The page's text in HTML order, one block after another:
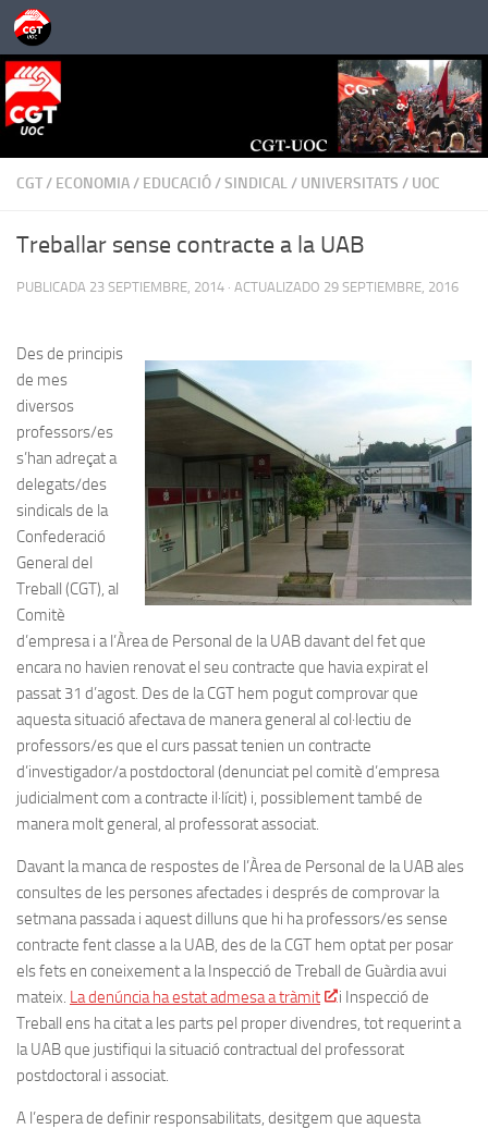
Saltar al contenido
CGT/ ECONOMIA/ EDUCACIÓ/SINDICAL/ UNIVERSITATS / UOC
Treballar sense contracte a la UAB
PUBLICADA 23 SEPTIEMBRE, 2014 · ACTUALIZADO 29 SEPTIEMBRE, 2016
Des de principis
de mes
diversos
professors/es
s’han adreçat a
delegats/des
sindicals de la
Confederació
General del
Treball (CGT), al
Comitè
d’empresa i a l’Àrea de Personal de la UAB davant del fet que
encara no havien renovat el seu contracte que havia expirat el
passat 31 d’agost. Des de la CGT hem pogut comprovar que
aquesta situació afectava de manera general al col·lectiu de
professors/es que el curs passat tenien un contracte
d’investigador/a postdoctoral (denunciat pel comitè d’empresa
judicialment com a contracte il·lícit) i, possiblement també de
manera molt general, al professorat associat.
Davant la manca de respostes de l’Àrea de Personal de la UAB ales
consultes de les persones afectades i després de comprovar la
setmana passada i aquest dilluns que hi ha professors/es sense
contracte fent classe a la UAB, des de la CGT hem optat per posar
els fets en coneixement a la Inspecció de Treball de Guàrdia avui
mateix. La denúncia ha estat admesa a tràmit
i Inspecció de
Treball ens ha citat a les parts pel proper divendres, tot requerint a
la UAB que justifiqui la situació contractual del professorat
postdoctoral i associat.
A l’espera de definir responsabilitats, desitgem que aquesta